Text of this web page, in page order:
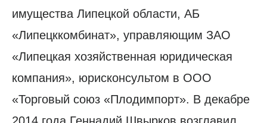
имущества Липецкой области, АБ
«Липецккомбинат», управляющим ЗАО
«Липецкая хозяйственная юридическая
компания», юрисконсультом в ООО
«Торговый союз «Плодимпорт». В декабре